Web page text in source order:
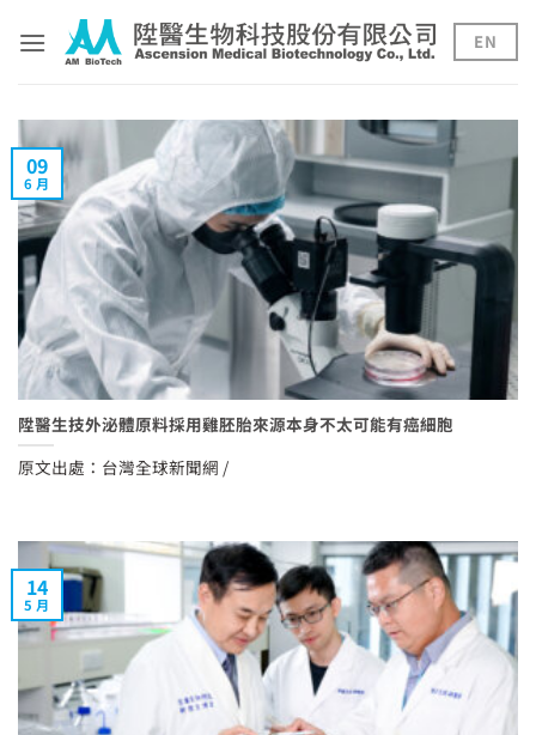
content
EN
陞醫生技外泌體原料採用雞胚胎來源本身不太可能有癌細胞
原文出處：台灣全球新聞網 /
09
6 月
14
5 月